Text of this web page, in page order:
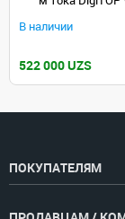
В наличии
522 000 UZS
ПОКУПАТЕЛЯМ